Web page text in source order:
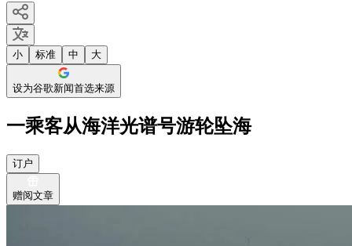
小 标准 中 大
设为谷歌新闻首选来源
一乘客从海洋光谱号游轮坠海
订户
赠阅文章